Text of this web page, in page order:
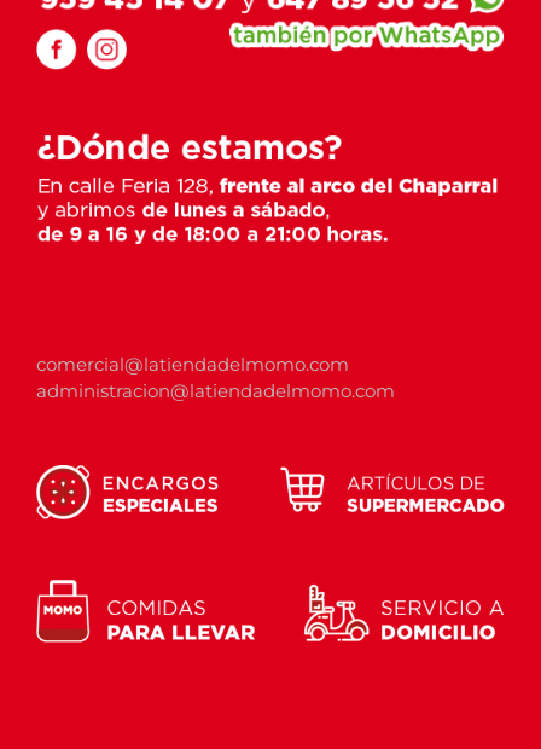
comercial@latiendadelmomo.com
administracion@latiendadelmomo.com